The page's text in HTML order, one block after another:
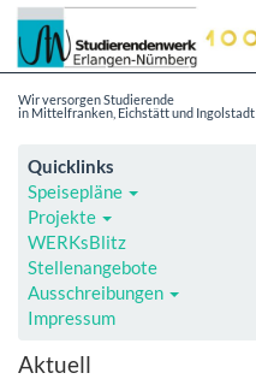
Wir versorgen Studierende
in Mittelfranken, Eichstätt und Ingolstadt
Quicklinks
Speisepläne
Projekte
WERKsBlitz
Stellenangebote
Ausschreibungen
Impressum
Aktuell